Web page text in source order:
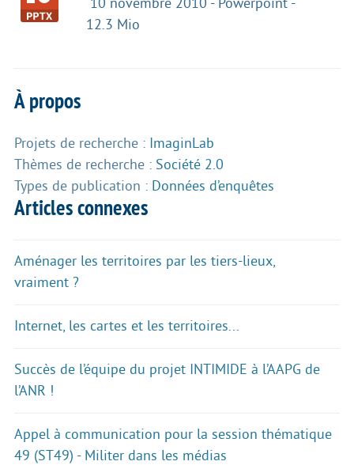
10 novembre 2010 - Powerpoint -
12.3 Mio
À propos
Projets de recherche : ImaginLab
Thèmes de recherche : Société 2.0
Types de publication : Données d’enquêtes
Articles connexes
Aménager les territoires par les tiers-lieux,
vraiment ?
Internet, les cartes et les territoires...
Succès de l’équipe du projet INTIMIDE à l’AAPG de
l’ANR !
Appel à communication pour la session thématique
49 (ST49) - Militer dans les médias